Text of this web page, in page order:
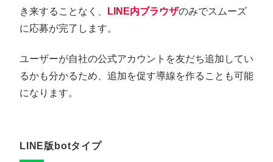
き来することなく、
LINE内ブラウザのみでスムーズ
に応募が完了します。
ユーザーが自社の公式アカウントを友だち追加してい
るかも分かるため、追加を促す導線を作ることも可能
になります。
LINE版botタイプ